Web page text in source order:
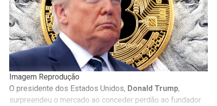
Imagem Reprodução
O presidente dos Estados Unidos, Donald Trump,
surpreendeu o mercado ao conceder perdão ao fundador